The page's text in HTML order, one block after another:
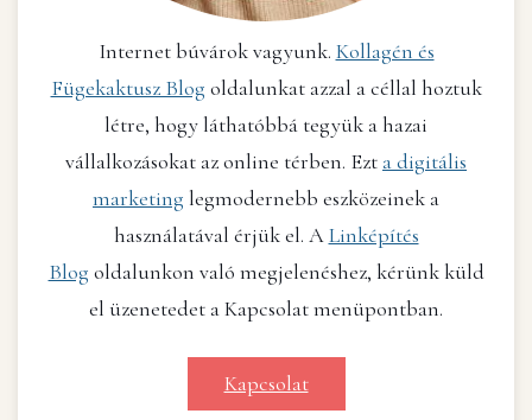
Internet búvárok vagyunk. Kollagén és
Fügekaktusz Blog oldalunkat azzal a céllal hoztuk
létre, hogy láthatóbbá tegyük a hazai
vállalkozásokat az online térben. Ezt a digitális
marketing legmodernebb eszközeinek a
használatával érjük el. ALinképítés
Blog oldalunkon való megjelenéshez, kérünk küld
el üzenetedet a Kapcsolat menüpontban.
Kapcsolat